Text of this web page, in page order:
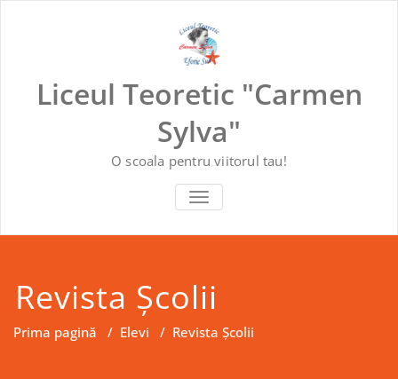
Liceul Teoretic "Carmen
Sylva"
O scoala pentru viitorul tau!
COMUTĂ NAVIGAREA
Revista Școlii
Prima pagină / Elevi / Revista Școlii